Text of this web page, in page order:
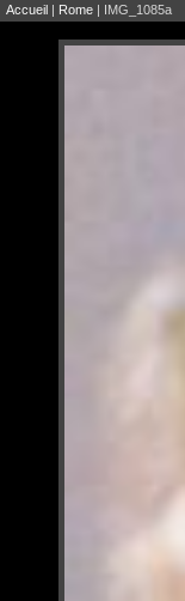
Accueil | Rome | IMG_1085a